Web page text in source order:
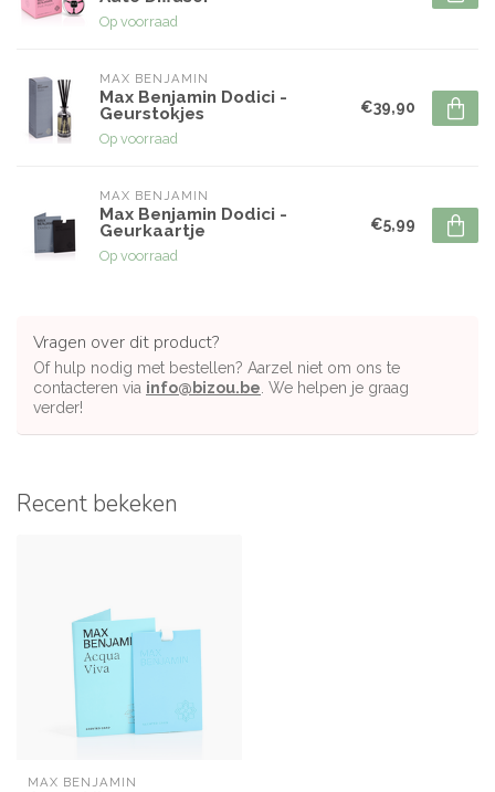
Op voorraad
MAX BENJAMIN
Max Benjamin Dodici -
Geurstokjes
Op voorraad
€39,90
MAX BENJAMIN
Max Benjamin Dodici -
Geurkaartje
Op voorraad
€5,99
Vragen over dit product?
Of hulp nodig met bestellen? Aarzel niet om ons te
contacteren via info@bizou.be . We helpen je graag
verder!
Recent bekeken
MAX BENJAMIN